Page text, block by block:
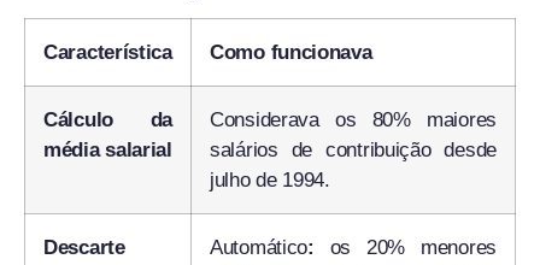
Característica Como funcionava
Cálculo da
média salarial
Considerava os 80% maiores
salários de contribuição desde
julho de 1994.
Descarte Automático: os 20% menores